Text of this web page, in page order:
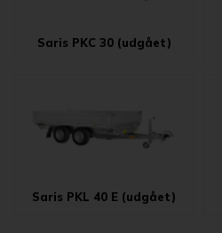
Saris PKC 30 (udgået)
Saris PKL 40 E (udgået)